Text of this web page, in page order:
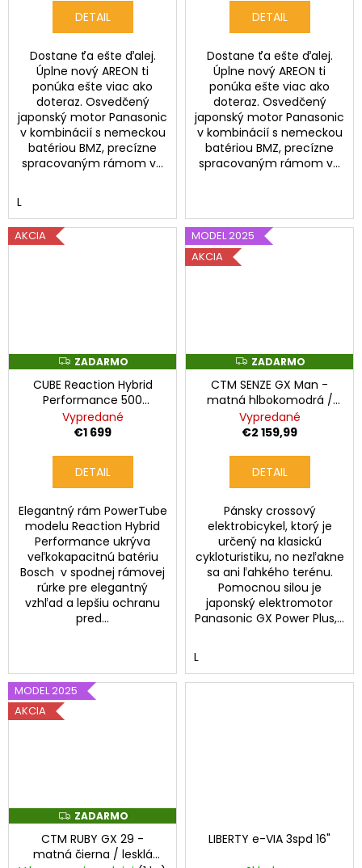
DETAIL
Dostane ťa ešte ďalej.
Úplne nový AREON ti
ponúka ešte viac ako
doteraz. Osvedčený
japonský motor Panasonic
v kombinácií s nemeckou
batériou BMZ, precízne
spracovaným rámom v...
L
DETAIL
Dostane ťa ešte ďalej.
Úplne nový AREON ti
ponúka ešte viac ako
doteraz. Osvedčený
japonský motor Panasonic
v kombinácií s nemeckou
batériou BMZ, precízne
spracovaným rámom v...
AKCIA
Z
A
D
R
M
O
ZADARMO
CUBE Reaction Hybrid
Performance 500
shinyapple'n'black
Vypredané
€1 699
DETAIL
Elegantný rám PowerTube
modelu Reaction Hybrid
Performance ukrýva
veľkokapacitnú batériu
Bosch v spodnej rámovej
rúrke pre elegantný
vzhľad a lepšiu ochranu
pred...
MODEL 2025
AKCIA
Z
A
D
A
R
M
O
ZADARMO
CTM SENZE GX Man -
matná hlbokomodrá /
sivohnedá
Vypredané
€2 159,99
DETAIL
Pánsky crossový
elektrobicykel, ktorý je
určený na klasickú
cykloturistiku, no nezľakne
sa ani ľahkého terénu.
Pomocnou silou je
japonský elektromotor
Panasonic GX Power Plus,...
L
MODEL 2025
AKCIA
Z
A
D
A
R
ZADARMO
CTM RUBY GX 29 -
matná čierna / lesklá
LIBERTY e-VIA 3spd 16"